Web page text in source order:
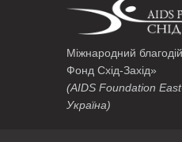
Міжнародний
Фонд Схід-Захід»
(AIDS Foundation
Україна)